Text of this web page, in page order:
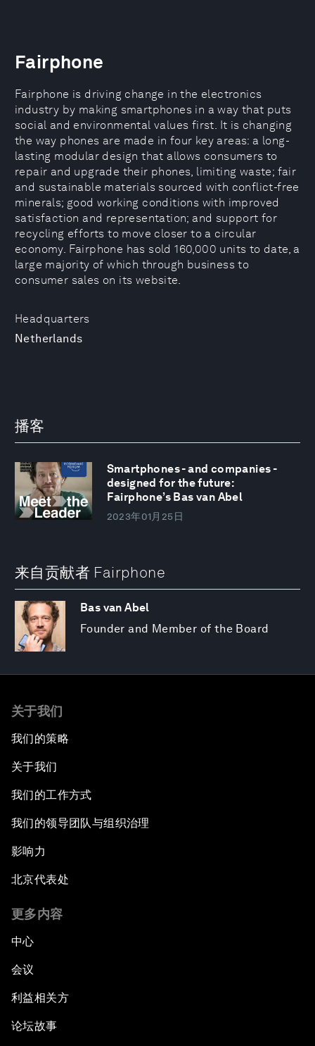
Headquarters
Netherlands
Fairphone
Fairphone is driving change in the electronics
industry by making smartphones in a way that puts
social and environmental values first. It is changing
the way phones are made in four key areas: a long-
lasting modular design that allows consumers to
repair and upgrade their phones, limiting waste; fair
and sustainable materials sourced with conflict-free
minerals; good working conditions with improved
satisfaction and representation; and support for
recycling efforts to move closer to a circular
economy. Fairphone has sold 160,000 units to date, a
large majority of which through business to
consumer sales on its website.
播客
Smartphones - and companies -
designed for the future:
Fairphone’s Bas van Abel
2023年01月25日
来自贡献者 Fairphone
Bas van Abel
Founder and Member of the Board
关于我们
我们的策略
关于我们
我们的工作方式
我们的领导团队与组织治理
影响力
北京代表处
更多内容
中心
会议
利益相关方
论坛故事